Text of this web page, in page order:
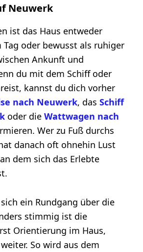
Neuwerk
ist das Haus entweder
oder bewusst als ruhiger
Ankunft und
du mit dem Schiff oder
kannst du dich vorher
nach Neuwerk, dasSchiff
oder dieWattwagen nach
Wer zu Fuß durchs
danach oft ohnehin Lust
dem sich das Erlebte
ein Rundgang über die
stimmig ist die
Orientierung im Haus,
So wird aus dem